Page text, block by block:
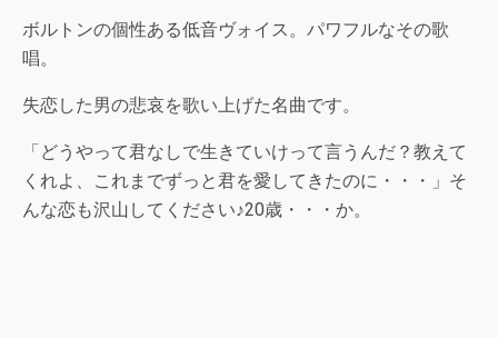
ボルトンの個性ある低音ヴォイス。パワフルなその歌
唱。
失恋した男の悲哀を歌い上げた名曲です。
「どうやって君なしで生きていけって言うんだ？教えて
くれよ、これまでずっと君を愛してきたのに・・・」そ
んな恋も沢山してください♪20歳・・・か。